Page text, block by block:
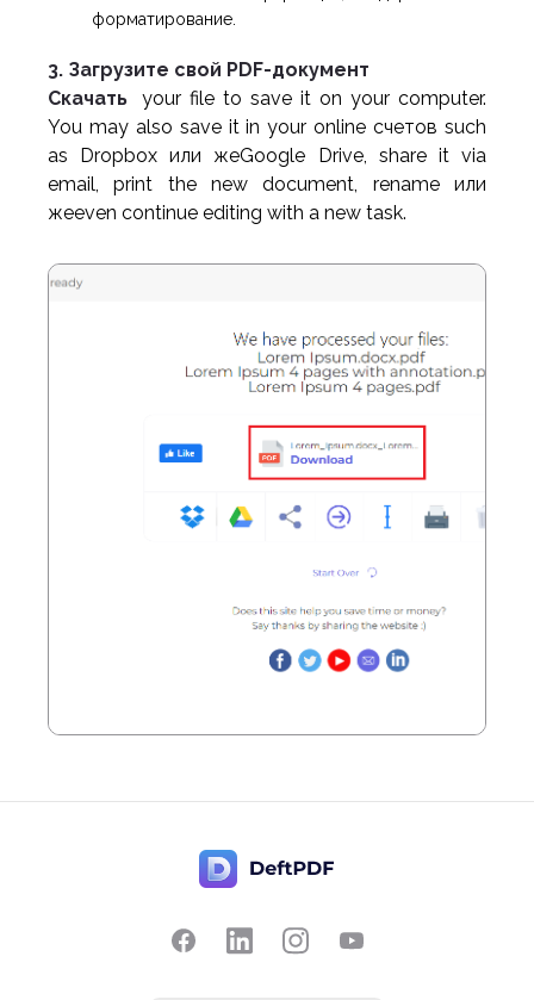
форматирование.
3. Загрузите свой PDF-документ
Скачать
your file to save it on your computer.
You may also save it in your online счетов such
as Dropbox или жеGoogle Drive, share it via
email, print the new document, rename или
жеeven continue editing with a new task.